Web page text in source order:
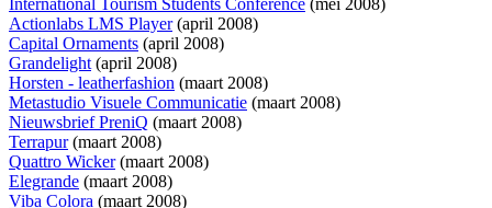
International Tourism Students Conference (mei 2008)
Actionlabs LMS Player(april 2008)
Capital Ornaments (april 2008)
Grandelight(april 2008)
Horsten - leatherfashion (maart 2008)
Metastudio Visuele Communicatie (maart 2008)
Nieuwsbrief PreniQ (maart 2008)
Terrapur(maart 2008)
Quattro Wicker(maart 2008)
Elegrande (maart 2008)
Viba Colora (maart 2008)